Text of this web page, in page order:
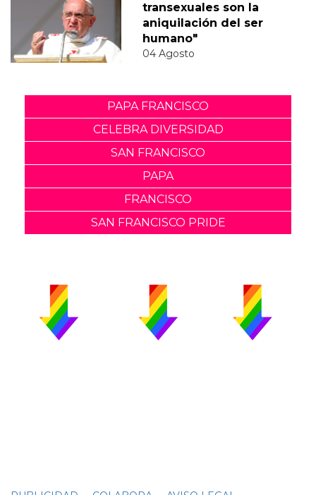
transexuales son la
aniquilación del ser
humano"
04 Agosto
PAPA FRANCISCO
CELEBRA DIVERSIDAD
SAN FRANCISCO
PAPA
FRANCISCO
SAN FRANCISCO PRIDE